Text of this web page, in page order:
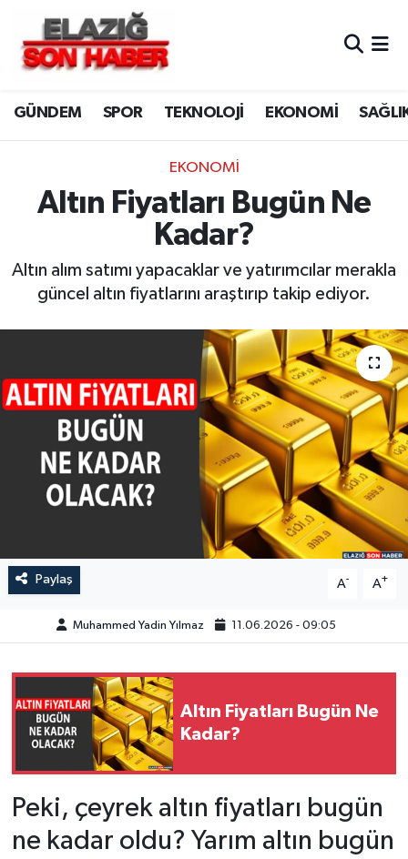
GÜNDEM SPOR TEKNOLOJİ EKONOMİ
EKONOMİ
Altın Fiyatları Bugün Ne
Kadar?
Altın alım satımı yapacaklar ve yatırımcılar merakla
güncel altın fiyatlarını araştırıp takip ediyor.
Paylaş A- A+
Muhammed Yadin Yılmaz 11.06.2026 - 09:05
Altın Fiyatları Bugün Ne
Kadar?
Peki, çeyrek altın fiyatları bugün
ne kadar oldu? Yarım altın bugün
CANLI YAYIN
ASAYİŞ
BİLİM VE TEKNOLOJİ
DÜNYA
EKONOMİ
GENEL
GÜNDEM
HABERDE İNSAN
MAGAZİN
MEDYA
ÖZEL HABER
POLİTİKA
SAĞLIK
SİYASET
Merkez Hava Durumu
Merkez Trafik Yoğunluk Haritası
Süper Lig Puan Durumu ve Fikstür
Tüm Manşetler
Haber Arşivi